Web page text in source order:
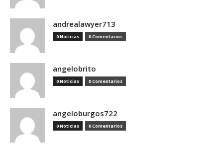
andrealawyer713
0 Noticias 0 Comentarios
angelobrito
0 Noticias 0 Comentarios
angeloburgos722
0 Noticias 0 Comentarios